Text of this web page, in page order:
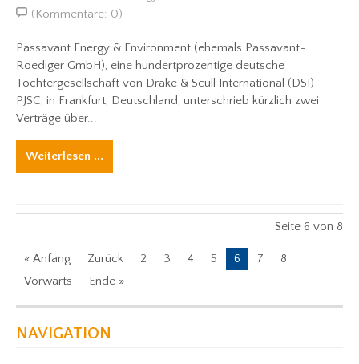
(Kommentare: 0)
Passavant Energy & Environment (ehemals Passavant-
Roediger GmbH), eine hundertprozentige deutsche
Tochtergesellschaft von Drake & Scull International (DSI)
PJSC, in Frankfurt, Deutschland, unterschrieb kürzlich zwei
Verträge über...
Weiterlesen ...
Seite 6 von 8
« Anfang Zurück 2 3 4 5 6 7
8
Vorwärts
Ende »
NAVIGATION